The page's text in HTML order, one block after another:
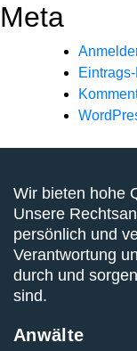
Meta
Wir bieten hohe
Unsere
persönlich und
Verantwortung
durch und
sind.
Anwälte